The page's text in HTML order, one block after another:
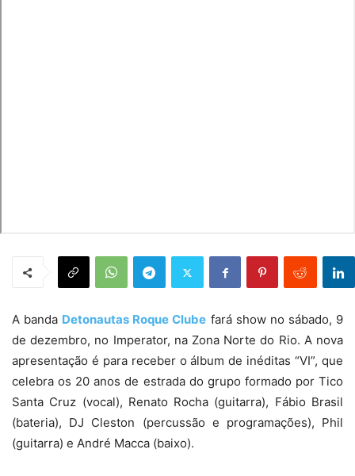
A banda Detonautas Roque Clube fará show no sábado, 9
de dezembro, no Imperator, na Zona Norte do Rio. A nova
apresentação é para receber o álbum de inéditas “VI”, que
celebra os 20 anos de estrada do grupo formado por Tico
Santa Cruz (vocal), Renato Rocha (guitarra), Fábio Brasil
(bateria), DJ Cleston (percussão e programações), Phil
(guitarra) e André Macca (baixo).